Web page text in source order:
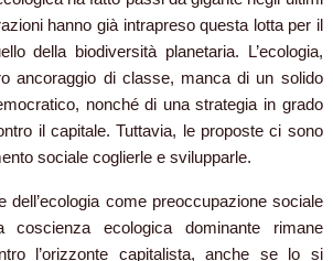
hanno già intrapreso questa lotta per il
della biodiversità planetaria. L’ecologia,
ancoraggio di classe, manca di un solido
nonché di una strategia in grado
il capitale. Tuttavia, le proposte ci sono
sociale coglierle e svilupparle.
dell’ecologia come preoccupazione sociale
ecologica dominante rimane
l’orizzonte capitalista, anche se lo si